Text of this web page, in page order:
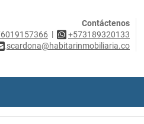
Contáctenos
|
+573189320133
scardona@habitarinmobiliaria.co